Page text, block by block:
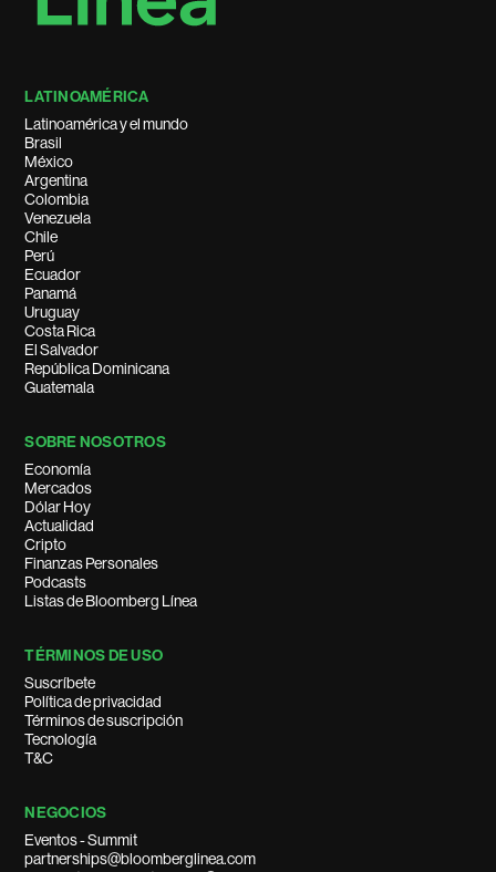
LATINOAMÉRICA
Latinoamérica y el mundo
Brasil
México
Argentina
Colombia
Venezuela
Chile
Perú
Ecuador
Panamá
Uruguay
Costa Rica
El Salvador
República Dominicana
Guatemala
SOBRE NOSOTROS
Economía
Mercados
Dólar Hoy
Actualidad
Cripto
Finanzas Personales
Podcasts
Listas de Bloomberg Línea
TÉRMINOS DE USO
Suscríbete
Política de privacidad
Términos de suscripción
Tecnología
T&C
NEGOCIOS
Eventos - Summit
partnerships@bloomberglinea.com